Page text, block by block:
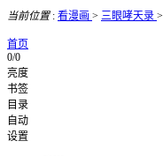
当前位置: 看漫画 > 三眼哮天录 >
首页
0/0
亮度
书签
目录
自动
设置